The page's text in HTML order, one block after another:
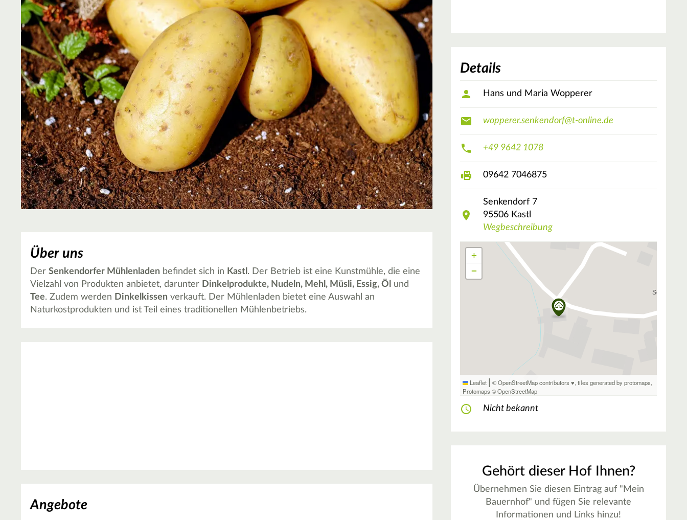
Über uns
Der Senkendorfer Mühlenladen befindet sich in Kastl . Der Betrieb ist eine Kunstmühle, die eine
Vielzahl von Produkten anbietet, darunter Dinkelprodukte, Nudeln, Mehl, Müsli, Essig, Öl
und
Tee. Zudem werden Dinkelkissen verkauft. Der Mühlenladen bietet eine Auswahl an
Naturkostprodukten und ist Teil eines traditionellen Mühlenbetriebs.
Angebote
Details
Hans und Maria Wopperer
wopperer.senkendorf@t-online.de
+49 9642 1078
09642 7046875
Senkendorf 7
95506 Kastl
Wegbeschreibung
+
−
Leaflet | © OpenStreetMap contributors ♥,tiles generated by protomaps,
Protomaps ©OpenStreetMap
Nicht bekannt
Gehört dieser Hof Ihnen?
Übernehmen Sie diesen Eintrag auf "Mein
Bauernhof" und fügen Sie relevante
Informationen und Links hinzu!